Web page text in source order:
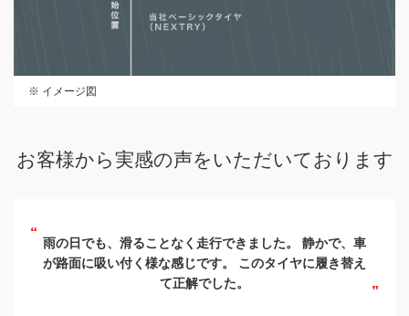
※ イメージ図
お客様から実感の声をいただいております
雨の日でも、滑ることなく走行できました。
静かで、車
が路面に吸い付く様な感じです。
このタイヤに履き替え
て正解でした。